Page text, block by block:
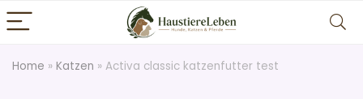
Home » Katzen » Activa classic katzenfutter test